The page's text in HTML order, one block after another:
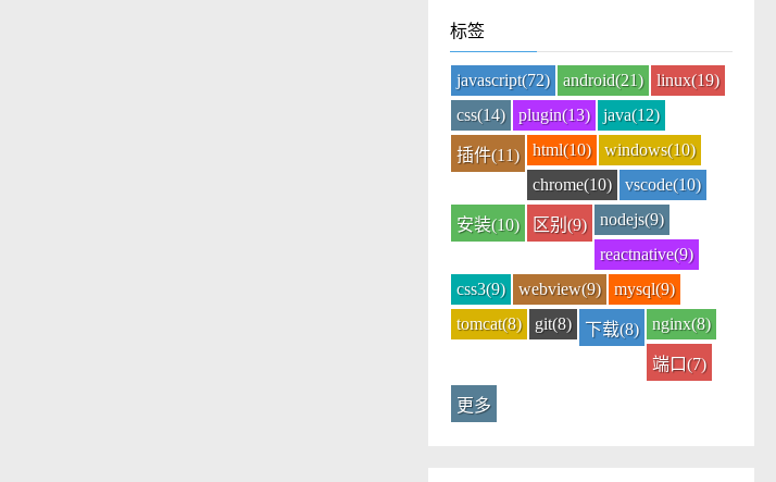
标签
javascript(72) android(21)
linux(19)
css(14)
plugin(13) java(12)
插件(11) html(10)
windows(10)
chrome(10)
vscode(10)
安装(10) 区别(9)
nodejs(9)
reactnative(9)
css3(9)
webview(9)
mysql(9)
tomcat(8)
git(8) 下载(8) nginx(8)
端口(7)
更多